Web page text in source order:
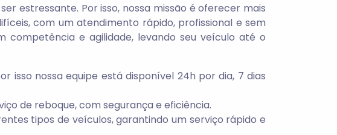
estressante. Por isso, nossa missão é oferecer mais
com um atendimento rápido, profissional e sem
competência e agilidade, levando seu veículo até o
isso nossa equipe está disponível 24h por dia, 7 dias
de reboque, com segurança e eficiência.
tipos de veículos, garantindo um serviço rápido e